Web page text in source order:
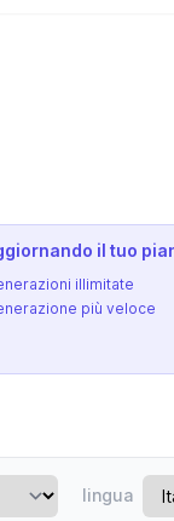
il tuo
illimitate
più veloce
lingua